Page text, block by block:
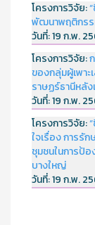
โครงการวิจัย:
พัฒนาพฤติกรร
วันที่:19 ก.พ.
โครงการวิจัย:
ของกลุ่มผู้เพา
ราษฏร์ธานีหลั
วันที่:19 ก.พ.
โครงการวิจัย:
ใจเรื่อง การรั
ชุมชนในการป้
บางใหญ่
วันที่:19 ก.พ.